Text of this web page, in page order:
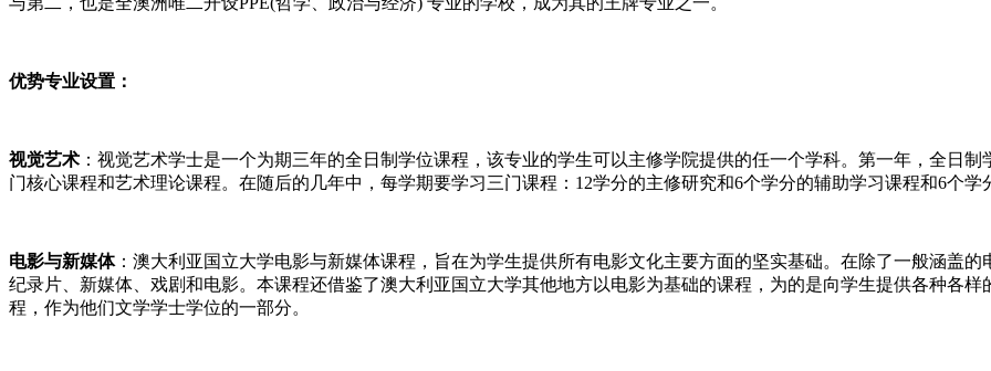
优势专业设置：
视觉艺术 ：视觉艺术学士是一个为期三年的全日制学位课程，该专业的学生可以主修学院提供的任一个学科。第一年，全日
门核心课程和艺术理论课程。在随后的几年中，每学期要学习三门课程：12学分的主修研究和6个学分的辅助学习课程和6个学
电影与新媒体：澳大利亚国立大学电影与新媒体课程，旨在为学生提供所有电影文化主要方面的坚实基础。在除了一般涵盖
纪录片、新媒体、戏剧和电影。本课程还借鉴了澳大利亚国立大学其他地方以电影为基础的课程，为的是向学生提供各种各
程，作为他们文学学士学位的一部分。